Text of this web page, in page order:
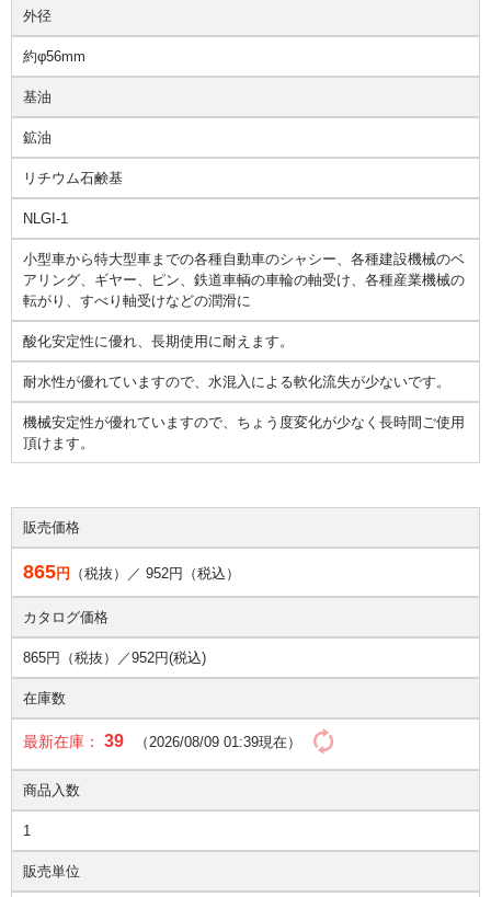
外径
約φ56mm
基油
鉱油
リチウム石鹸基
NLGI-1
小型車から特大型車までの各種自動車のシャシー、各種建設機械のベ
アリング、ギヤー、ピン、鉄道車輌の車輪の軸受け、各種産業機械の
転がり、すべり軸受けなどの潤滑に
酸化安定性に優れ、長期使用に耐えます。
耐水性が優れていますので、水混入による軟化流失が少ないです。
機械安定性が優れていますので、ちょう度変化が少なく長時間ご使用
頂けます。
販売価格
865円 （税抜）／ 952円（税込）
カタログ価格
865円（税抜）／952円(税込)
在庫数
最新在庫： 39 （2026/08/09 01:39現在）
商品入数
1
販売単位